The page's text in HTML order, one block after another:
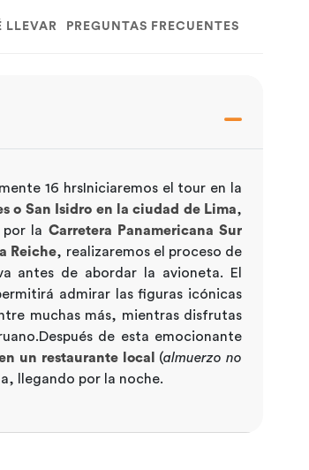
LLEVAR PREGUNTAS FRECUENTES
16 hrsIniciaremos el tour en la
o San Isidro en la ciudad de Lima,
por la Carretera Panamericana Sur
Reiche, realizaremos el proceso de
antes de abordar la avioneta. El
admirar las figuras icónicas
muchas más, mientras disfrutas
de esta emocionante
un restaurante local (almuerzo no
llegando por la noche.